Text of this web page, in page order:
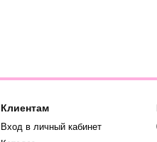
Клиентам
Вход в личный кабинет